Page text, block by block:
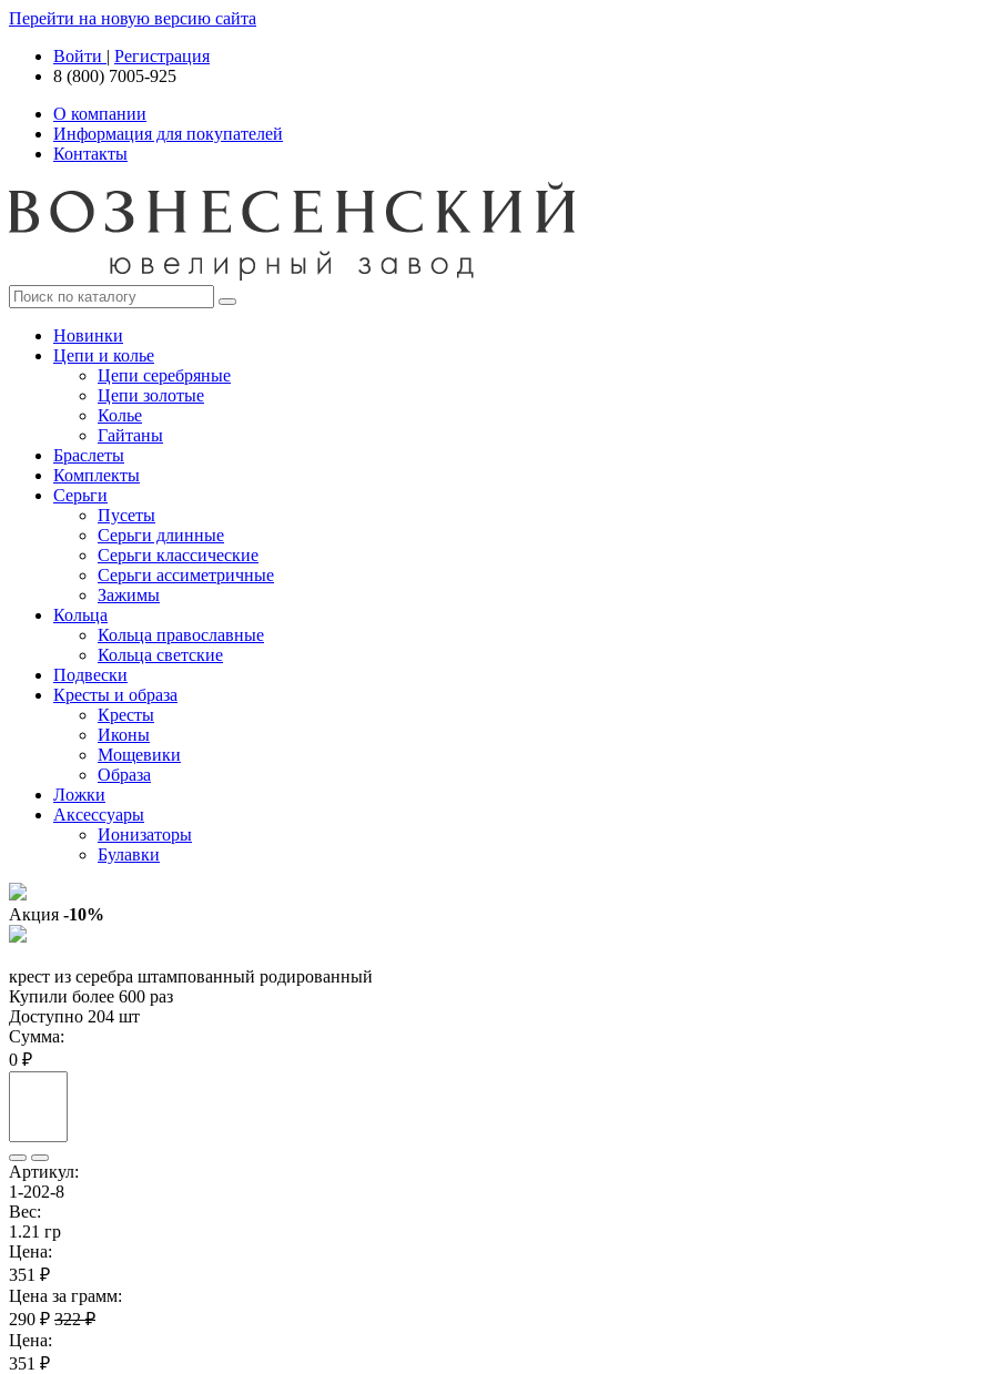
Перейти на новую версию сайта
Войти | Регистрация
8 (800) 7005-925
О компании
Информация для покупателей
Контакты
Новинки
Цепи и колье
Цепи серебряные
Цепи золотые
Колье
Гайтаны
Браслеты
Комплекты
Серьги
Пусеты
Серьги длинные
Серьги классические
Серьги ассиметричные
Зажимы
Кольца
Кольца православные
Кольца светские
Подвески
Кресты и образа
Кресты
Иконы
Мощевики
Образа
Ложки
Аксессуары
Ионизаторы
Булавки
Акция -10%
крест из серебра штампованный родированный
Купили более 600 раз
Доступно 204 шт
Сумма:
0 ₽
Артикул:
1-202-8
Вес:
1.21 гр
Цена:
351 ₽
Цена за грамм:
290 ₽ 322 ₽
Цена:
351 ₽